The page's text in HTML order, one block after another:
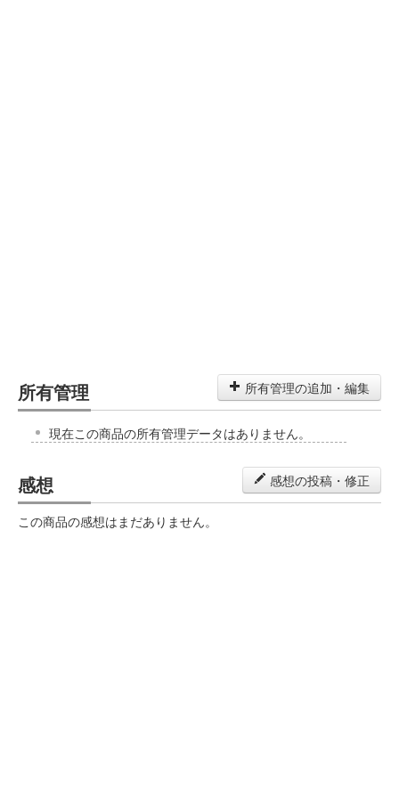
所有管理 所有管理の追加・編集
現在この商品の所有管理データはありません。
感想 感想の投稿・修正
この商品の感想はまだありません。